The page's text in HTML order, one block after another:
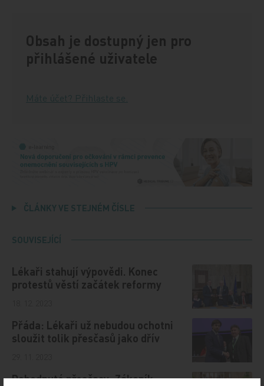
Obsah je dostupný jen pro
přihlášené uživatele
Máte účet? Přihlaste se.
ČLÁNKY VE STEJNÉM ČÍSLE
SOUVISEJÍCÍ
Lékaři stahují výpovědi. Konec
protestů věstí začátek reformy
Přáda: Lékaři už nebudou ochotni
sloužit tolik přesčasů jako dřív
Dohodnuté přesčasy: Zákoník